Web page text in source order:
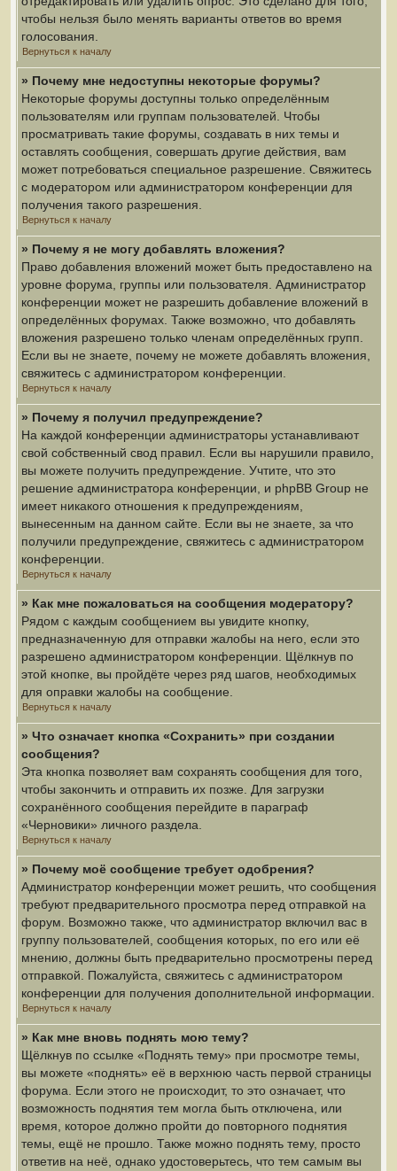
чтобы нельзя было менять варианты ответов во время
голосования.
Вернуться к началу
» Почему мне недоступны некоторые форумы?
Некоторые форумы доступны только определённым
пользователям или группам пользователей. Чтобы
просматривать такие форумы, создавать в них темы и
оставлять сообщения, совершать другие действия, вам
может потребоваться специальное разрешение. Свяжитесь
с модератором или администратором конференции для
получения такого разрешения.
Вернуться к началу
» Почему я не могу добавлять вложения?
Право добавления вложений может быть предоставлено на
уровне форума, группы или пользователя. Администратор
конференции может не разрешить добавление вложений в
определённых форумах. Также возможно, что добавлять
вложения разрешено только членам определённых групп.
Если вы не знаете, почему не можете добавлять вложения,
свяжитесь с администратором конференции.
Вернуться к началу
» Почему я получил предупреждение?
На каждой конференции администраторы устанавливают
свой собственный свод правил. Если вы нарушили правило,
вы можете получить предупреждение. Учтите, что это
решение администратора конференции, и phpBB Group не
имеет никакого отношения к предупреждениям,
вынесенным на данном сайте. Если вы не знаете, за что
получили предупреждение, свяжитесь с администратором
конференции.
Вернуться к началу
» Как мне пожаловаться на сообщения модератору?
Рядом с каждым сообщением вы увидите кнопку,
предназначенную для отправки жалобы на него, если это
разрешено администратором конференции. Щёлкнув по
этой кнопке, вы пройдёте через ряд шагов, необходимых
для оправки жалобы на сообщение.
Вернуться к началу
» Что означает кнопка «Сохранить» при создании
сообщения?
Эта кнопка позволяет вам сохранять сообщения для того,
чтобы закончить и отправить их позже. Для загрузки
сохранённого сообщения перейдите в параграф
«Черновики» личного раздела.
Вернуться к началу
» Почему моё сообщение требует одобрения?
Администратор конференции может решить, что сообщения
требуют предварительного просмотра перед отправкой на
форум. Возможно также, что администратор включил вас в
группу пользователей, сообщения которых, по его или её
мнению, должны быть предварительно просмотрены перед
отправкой. Пожалуйста, свяжитесь с администратором
конференции для получения дополнительной информации.
Вернуться к началу
» Как мне вновь поднять мою тему?
Щёлкнув по ссылке «Поднять тему» при просмотре темы,
вы можете «поднять» её в верхнюю часть первой страницы
форума. Если этого не происходит, то это означает, что
возможность поднятия тем могла быть отключена, или
время, которое должно пройти до повторного поднятия
темы, ещё не прошло. Также можно поднять тему, просто
ответив на неё, однако удостоверьтесь, что тем самым вы